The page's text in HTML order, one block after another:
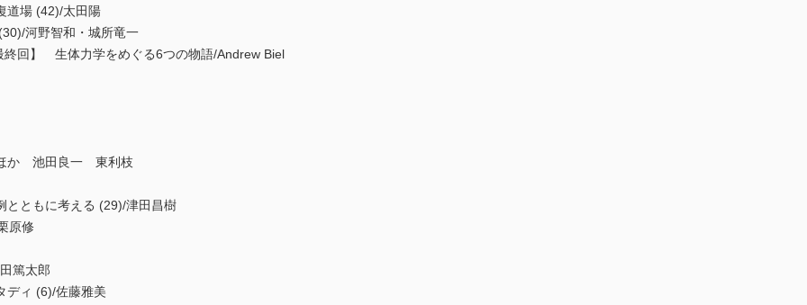
道場 (42)/太田陽
河野智和・城所竜一
終回】 生体力学をめぐる6つの物語/Andrew Biel
か 池田良一 東利枝
ともに考える (29)/津田昌樹
原修
篤太郎
ディ (6)/佐藤雅美